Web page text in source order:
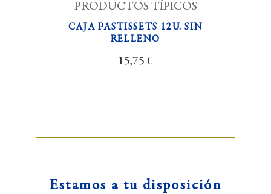
PRODUCTOS TÍPICOS
CAJA PASTISSETS 12U. SIN
RELLENO
15,75 €
Estamos a tu disposición